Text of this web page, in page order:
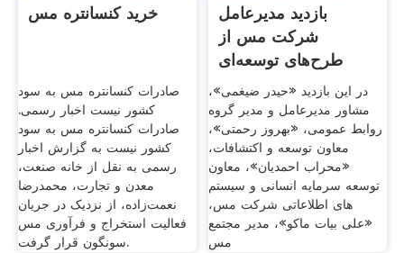
خرید کنسانتره مس
صادرات کنسانتره مس به سود
کشور نیست اخبار رسمی.
صادرات کنسانتره مس به سود
کشور نیست به گزارش اخبار
رسمی به نقل از خانه صنعت،
معدن و تجارت، محمدرضا
نعمت‌زاده، از نزدیک در جریان
فعالیت استخراج و فرآوری مس
سونگون قرار گرفت.
بازدید مدیرعامل
شرکت مس از
طرح‌های توسعه‌ای
مجتمع مس
در این بازدید «حیدر ضیغمی»،
مشاور مدیرعامل و مدیر گروه
روابط عمومی، «بهروز رحمتی»،
معاون توسعه و اکتشافات،
«محراب احمدیان»، معاون
توسعه سرمایه انسانی و سیستم
های اطلاعاتی شرکت مس،
«علی بیات ماکو»، مدیر مجتمع
مس